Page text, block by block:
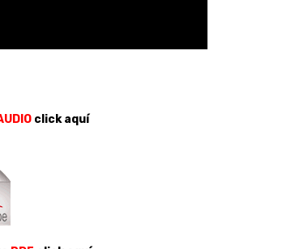
click aquí